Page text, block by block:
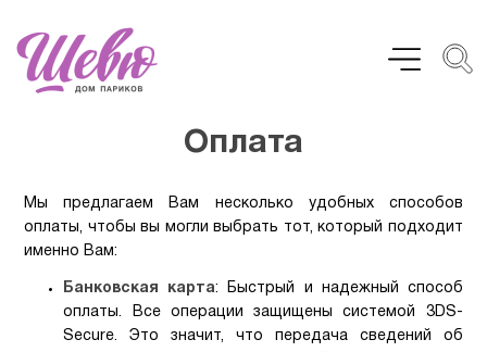
Оплата
Мы предлагаем Вам несколько удобных способов
оплаты, чтобы вы могли выбрать тот, который подходит
именно Вам:
Банковская карта: Быстрый и надежный способ
оплаты. Все операции защищены системой 3DS-
Secure. Это значит, что передача сведений об